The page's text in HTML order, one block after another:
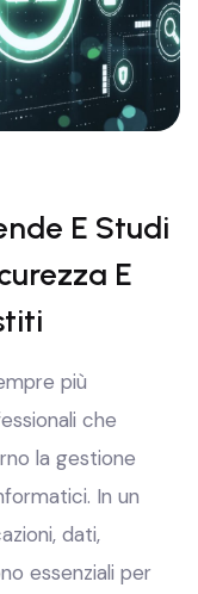
E Studi
E
più
che
la gestione
In un
dati,
essenziali per